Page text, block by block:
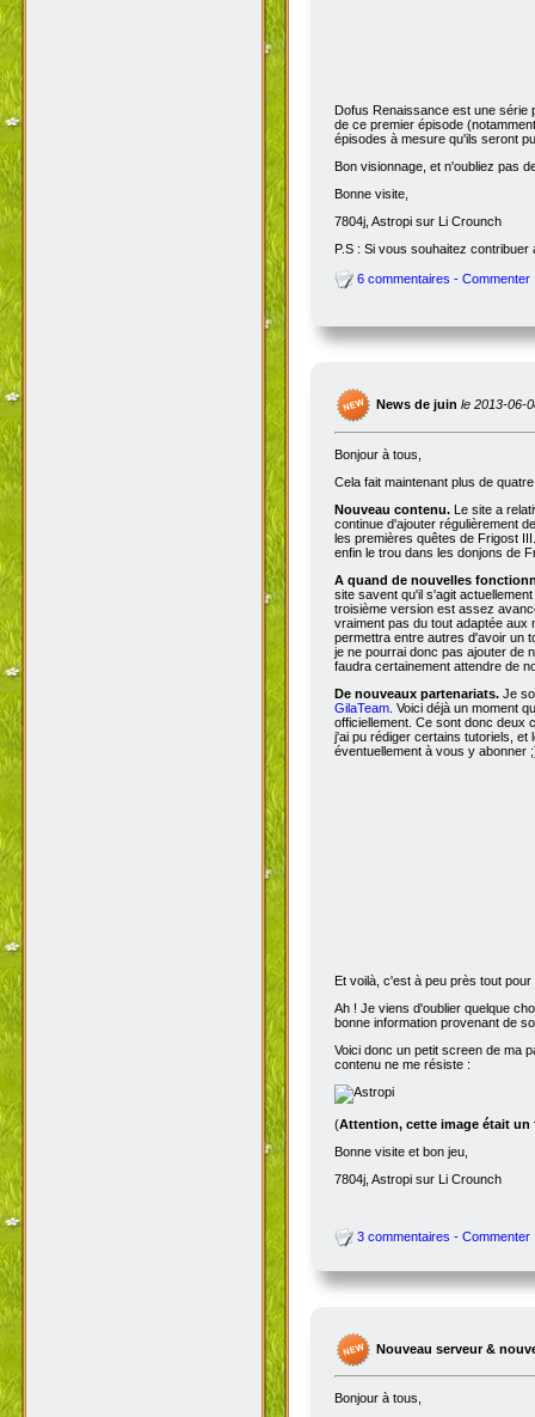
Dofus Renaissance est une série
de ce premier épisode
épisodes à mesure qu'ils seront
Bon visionnage, et n'oubliez pas
Bonne visite,
7804j, Astropi sur Li Crounch
P.S : Si vous souhaitez
6 commentaires - Commenter
News de juin le 2013-06-
Bonjour à tous,
Cela fait maintenant plus de
Nouveau contenu. Le site a
continue d'ajouter régulièrement
les premières quêtes de Frigost
enfin le trou dans les donjons de
A quand de nouvelles
site savent qu'il s'agit
troisième version est assez
vraiment pas du tout adaptée aux
permettra entre autres d'avoir un
je ne pourrai donc pas ajouter de
faudra certainement attendre de
De nouveaux partenariats. Je
GilaTeam . Voici déjà un moment
officiellement. Ce sont donc deux
j'ai pu rédiger certains tutoriels,
éventuellement à vous y abonner
Et voilà, c'est à peu près tout
Ah ! Je viens d'oublier quelque
bonne information provenant de
Voici donc un petit screen de ma
contenu ne me résiste :
(Attention, cette image était un
Bonne visite et bon jeu,
7804j, Astropi sur Li Crounch
3 commentaires - Commenter
Nouveau serveur &
Bonjour à tous,